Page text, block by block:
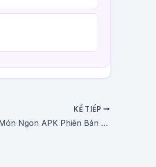
KẾ TIẾP
Tải Cookpad: Tìm & Chia Sẻ Món Ngon APK Phiên Bản Mới Nhất